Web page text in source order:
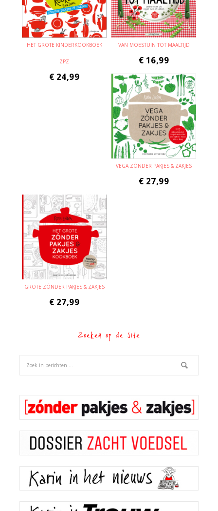
HET GROTE KINDERKOOKBOEK
ZPZ
€ 24,99
VAN MOESTUIN TOT MAALTIJD
€ 16,99
VEGA ZÓNDER PAKJES & ZAKJES
€ 27,99
GROTE ZÓNDER PAKJES & ZAKJES
€ 27,99
Zoeken op de site